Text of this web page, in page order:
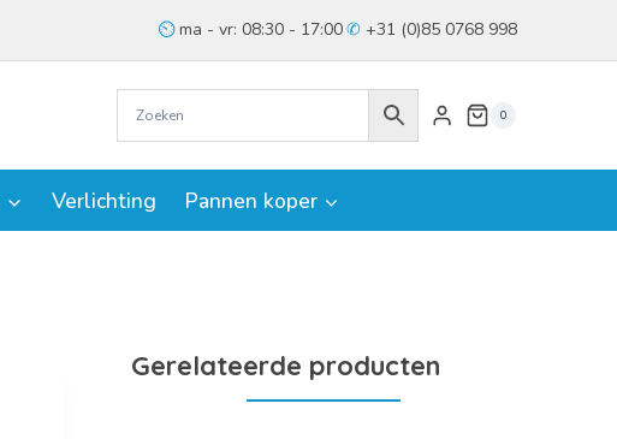
ma - vr: 08:30 - 17:00 +31 (0)85 0768 998
0
Verlichting Pannen koper
Gerelateerde producten